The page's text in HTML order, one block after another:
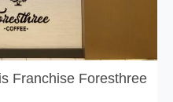
Franchise Foresthree